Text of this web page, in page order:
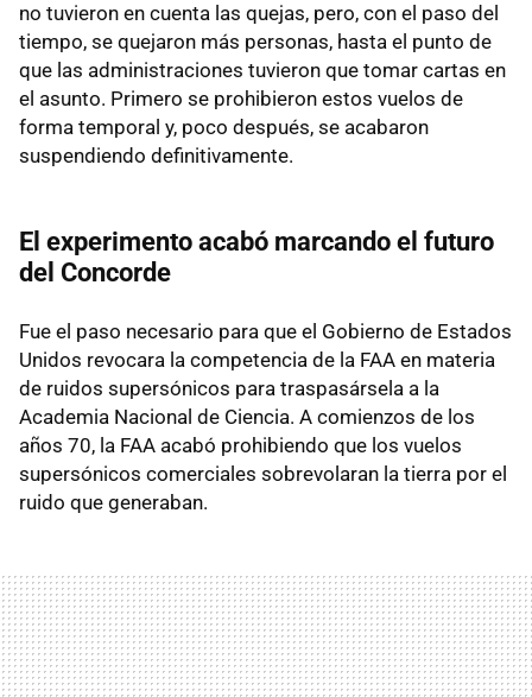
no tuvieron en cuenta las quejas, pero, con el paso del
tiempo, se quejaron más personas, hasta el punto de
que las administraciones tuvieron que tomar cartas en
el asunto. Primero se prohibieron estos vuelos de
forma temporal y, poco después, se acabaron
suspendiendo definitivamente.
El experimento acabó marcando el futuro
del Concorde
Fue el paso necesario para que el Gobierno de Estados
Unidos revocara la competencia de la FAA en materia
de ruidos supersónicos para traspasársela a la
Academia Nacional de Ciencia. A comienzos de los
años 70, la FAA acabó prohibiendo que los vuelos
supersónicos comerciales sobrevolaran la tierra por el
ruido que generaban.